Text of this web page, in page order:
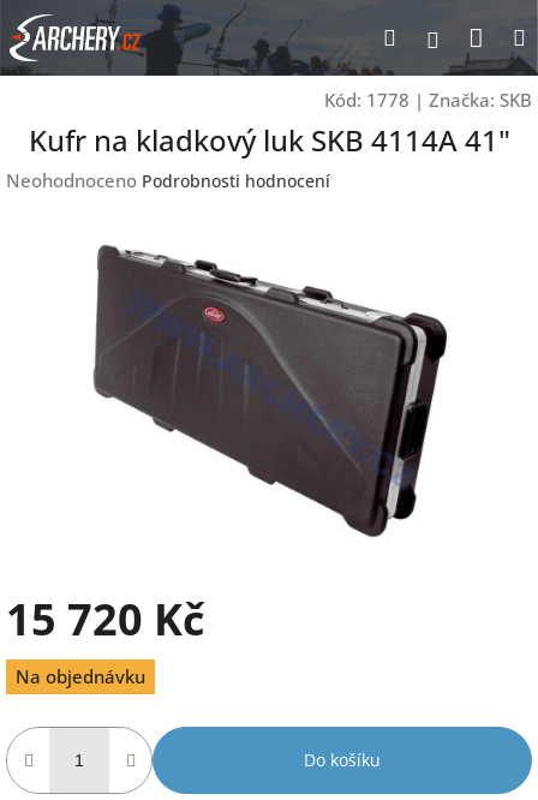
Přejít
na
obsah
Hledat
Kód: 1778 | Značka: SKB
Kufr na kladkový luk SKB 4114A 41"
Průměrné
Neohodnoceno Podrobnosti hodnocení
15 720 Kč
Měrná
cena:
Na objednávku
Do košíku